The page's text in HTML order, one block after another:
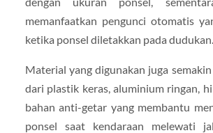
memanfaatkan pengunci otomatis
ketika ponsel diletakkan pada dudukan.
Material yang digunakan juga
dari plastik keras, aluminium ringan,
bahan anti-getar yang membantu
ponsel saat kendaraan melewati